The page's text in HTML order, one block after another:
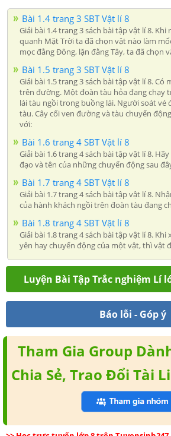
Bài 1.4 trang 3 SBT Vật lí 8
Giải bài 1.4 trang 3 sách bài tập vật lí 8.
quanh Mặt Trời ta đã chọn vật nào làm
mọc đằng Đông, lặn đằng Tây, ta đã chọn
Bài 1.5 trang 3 SBT Vật lí 8
Giải bài 1.5 trang 3 sách bài tập vật lí 8. Có
trên đường. Một đoàn tàu hỏa đang chạy
lái tàu ngồi trong buồng lái. Người soát vé
tàu. Cây cối ven đường và tàu chuyển
với:
Bài 1.6 trang 4 SBT Vật lí 8
Giải bài 1.6 trang 4 sách bài tập vật lí 8.
đạo và tên của những chuyển động sau
Bài 1.7 trang 4 SBT Vật lí 8
Giải bài 1.7 trang 4 sách bài tập vật lí 8.
của hành khách ngồi trên đoàn tàu đang
Bài 1.8 trang 4 SBT Vật lí 8
Giải bài 1.8 trang 4 sách bài tập vật lí 8.
yên hay chuyển động của một vật, thì vật
Luyện Bài Tập Trắc nghiệm Lí
Báo lỗi - Góp ý
Tham Gia Group
Chia Sẻ, Trao Đổi Tài